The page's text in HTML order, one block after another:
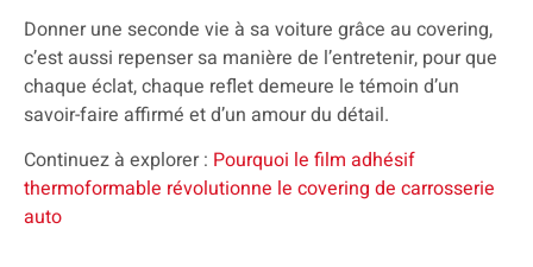
Donner une seconde vie à sa voiture grâce au covering,
c’est aussi repenser sa manière de l’entretenir, pour que
chaque éclat, chaque reflet demeure le témoin d’un
savoir-faire affirmé et d’un amour du détail.
Continuez à explorer : Pourquoi le film adhésif
thermoformable révolutionne le covering de carrosserie
auto